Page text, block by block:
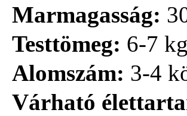
Marmagasság:
Testtömeg: 6-7 kg
Alomszám: 3-4
Várható